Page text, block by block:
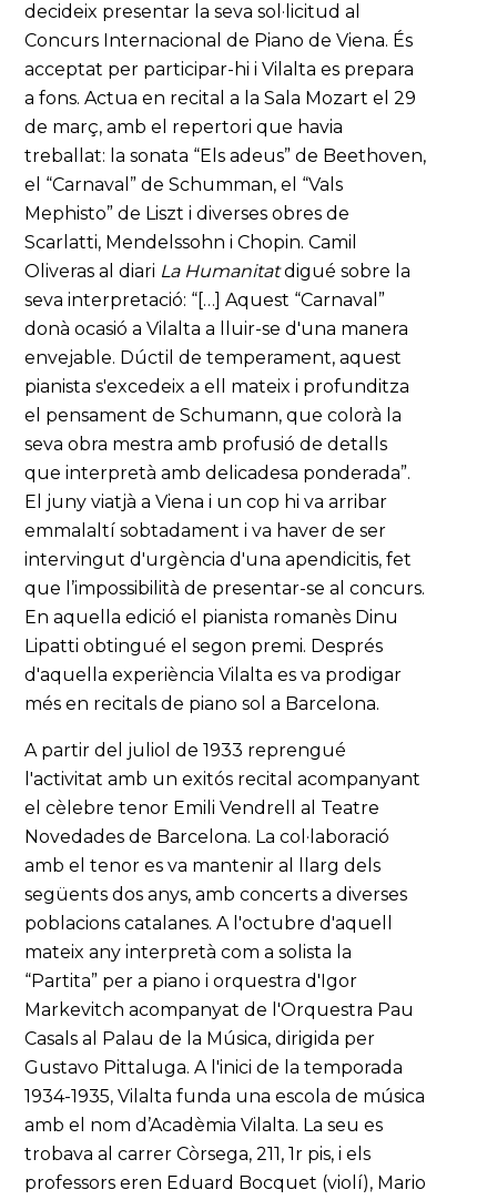
decideix presentar la seva sol·licitud al
Concurs Internacional de Piano de Viena. És
acceptat per participar-hi i Vilalta es prepara
a fons. Actua en recital a la Sala Mozart el 29
de març, amb el repertori que havia
treballat: la sonata “Els adeus” de Beethoven,
el “Carnaval” de Schumman, el “Vals
Mephisto” de Liszt i diverses obres de
Scarlatti, Mendelssohn i Chopin. Camil
Oliveras al diari La Humanitatdigué sobre la
seva interpretació: “[…] Aquest “Carnaval”
donà ocasió a Vilalta a lluir-se d'una manera
envejable. Dúctil de temperament, aquest
pianista s'excedeix a ell mateix i profunditza
el pensament de Schumann, que colorà la
seva obra mestra amb profusió de detalls
que interpretà amb delicadesa ponderada”.
El juny viatjà a Viena i un cop hi va arribar
emmalaltí sobtadament i va haver de ser
intervingut d'urgència d'una apendicitis, fet
que l’impossibilità de presentar-se al concurs.
En aquella edició el pianista romanès Dinu
Lipatti obtingué el segon premi. Després
d'aquella experiència Vilalta es va prodigar
més en recitals de piano sol a Barcelona.
A partir del juliol de 1933 reprengué
l'activitat amb un exitós recital acompanyant
el cèlebre tenor Emili Vendrell al Teatre
Novedades de Barcelona. La col·laboració
amb el tenor es va mantenir al llarg dels
següents dos anys, amb concerts a diverses
poblacions catalanes. A l'octubre d'aquell
mateix any interpretà com a solista la
“Partita” per a piano i orquestra d'Igor
Markevitch acompanyat de l'Orquestra Pau
Casals al Palau de la Música, dirigida per
Gustavo Pittaluga. A l'inici de la temporada
1934-1935, Vilalta funda una escola de música
amb el nom d’Acadèmia Vilalta. La seu es
trobava al carrer Còrsega, 211, 1r pis, i els
professors eren Eduard Bocquet (violí), Mario